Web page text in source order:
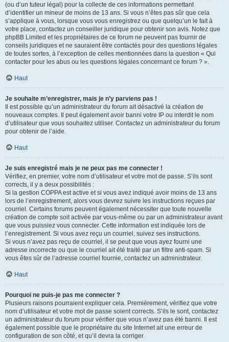
(ou d’un tuteur légal) pour la collecte de ces informations permettant
d’identifier un mineur de moins de 13 ans. Si vous n’êtes pas sûr que cela
s’applique à vous, lorsque vous vous enregistrez ou que quelqu’un le fait à
votre place, contactez un conseiller juridique pour obtenir son avis. Notez que
phpBB Limited et les propriétaires de ce forum ne peuvent pas fournir de
conseils juridiques et ne sauraient être contactés pour des questions légales
de toutes sortes, à l’exception de celles mentionnées dans la question « Qui
contacter pour les abus ou les questions légales concernant ce forum ? ».
Haut
Je souhaite m’enregistrer, mais je n’y parviens pas !
Il est possible qu’un administrateur du forum ait désactivé la création de
nouveaux comptes. Il peut également avoir banni votre IP ou interdit le nom
d’utilisateur que vous souhaitez utiliser. Contactez un administrateur du forum
pour obtenir de l’aide.
Haut
Je suis enregistré mais je ne peux pas me connecter !
Vérifiez, en premier, votre nom d’utilisateur et votre mot de passe. S’ils sont
corrects, il y a deux possibilités :
Si la gestion COPPA est active et si vous avez indiqué avoir moins de 13 ans
lors de l’enregistrement, alors vous devrez suivre les instructions reçues par
courriel. Certains forums peuvent également nécessiter que toute nouvelle
création de compte soit activée par vous-même ou par un administrateur avant
que vous puissiez vous connecter. Cette information est indiquée lors de
l’enregistrement. Si vous avez reçu un courriel, suivez ses instructions.
Si vous n’avez pas reçu de courriel, il se peut que vous ayez fourni une
adresse incorrecte ou que le courriel ait été traité par un filtre anti-spam. Si
vous êtes sûr de l’adresse courriel fournie, contactez un administrateur.
Haut
Pourquoi ne puis-je pas me connecter ?
Plusieurs raisons pourraient expliquer cela. Premièrement, vérifiez que votre
nom d’utilisateur et votre mot de passe soient corrects. S’ils le sont, contactez
un administrateur du forum pour vérifier que vous n’avez pas été banni. Il est
également possible que le propriétaire du site Internet ait une erreur de
configuration de son côté, et qu’il devra la corriger.